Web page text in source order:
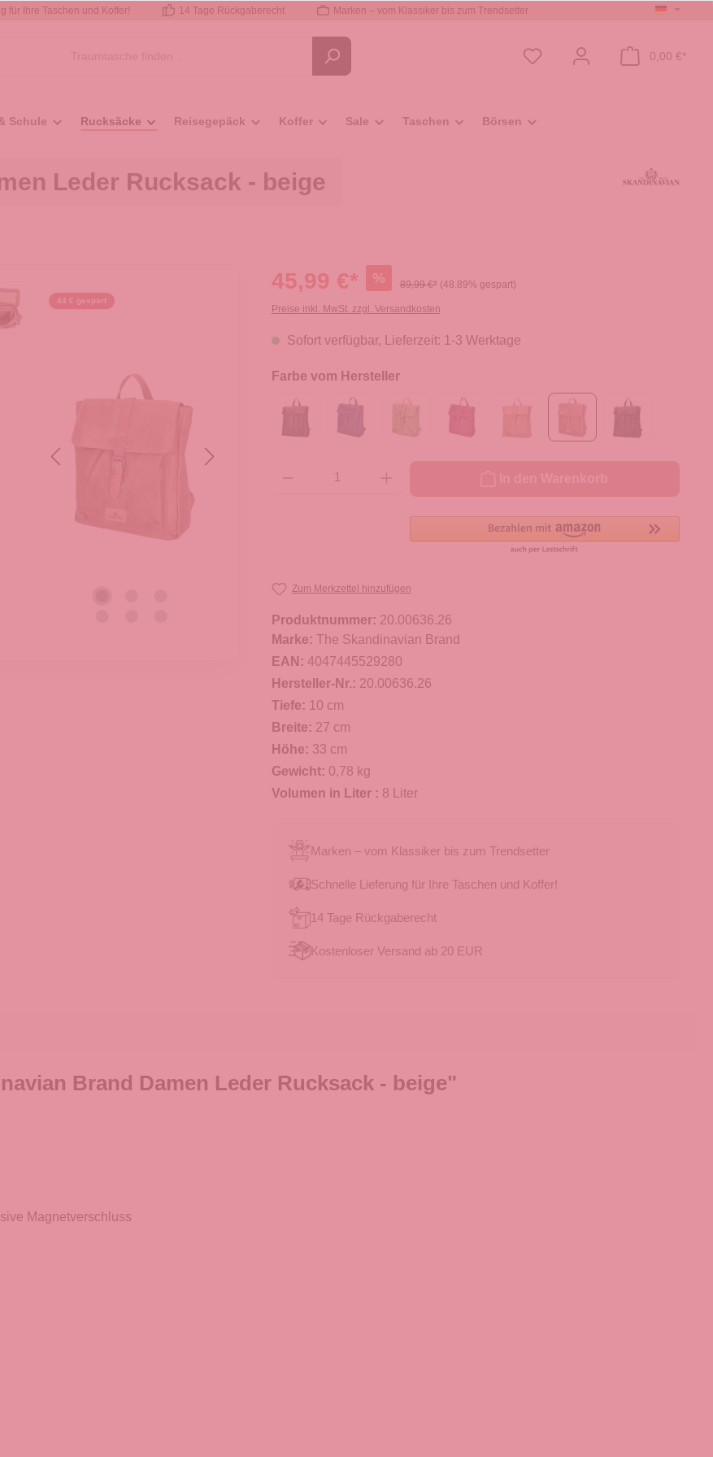
für Ihre Taschen und Koffer! 14 Tage Rückgaberecht Marken – vom Klassiker bis zum Trendsetter
0,00 €*
Schule Rucksäcke Reisegepäck Koffer Sale Taschen Börsen
Leder Rucksack - beige
44 € gespart
45,99 €* % 89,99 €* (48.89% gespart)
Preise inkl. MwSt. zzgl. Versandkosten
Sofort verfügbar, Lieferzeit: 1-3 Werktage
Farbe vom Hersteller
Zum Merkzettel hinzufügen
Produktnummer: 20.00636.26
Marke: The Skandinavian Brand
EAN: 4047445529280
Hersteller-Nr.: 20.00636.26
Tiefe: 10 cm
Breite: 27 cm
Höhe: 33 cm
Gewicht: 0,78 kg
Volumen in Liter : 8 Liter
Marken – vom Klassiker bis zum Trendsetter
Schnelle Lieferung für Ihre Taschen und Koffer!
14 Tage Rückgaberecht
Kostenloser Versand ab 20 EUR
Brand Damen Leder Rucksack - beige"
Magnetverschluss